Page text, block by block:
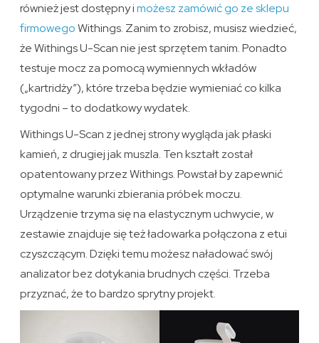
również jest dostępny imożesz zamówić go ze sklepu
firmowegoWithings. Zanim to zrobisz, musisz wiedzieć,
że Withings U-Scan nie jest sprzętem tanim. Ponadto
testuje mocz za pomocą wymiennych wkładów
(„kartridży”), które trzeba będzie wymieniać co kilka
tygodni – to dodatkowy wydatek.
Withings U-Scan z jednej strony wygląda jak płaski
kamień, z drugiej jak muszla. Ten kształt został
opatentowany przez Withings. Powstał by zapewnić
optymalne warunki zbierania próbek moczu.
Urządzenie trzyma się na elastycznym uchwycie, w
zestawie znajduje się też ładowarka połączona z etui
czyszczącym. Dzięki temu możesz naładować swój
analizator bez dotykania brudnych części. Trzeba
przyznać, że to bardzo sprytny projekt.